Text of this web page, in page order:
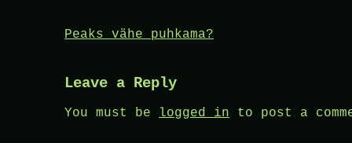
Post
Peaks vähe puhkama?
Leave a Reply
You must be logged in to post a